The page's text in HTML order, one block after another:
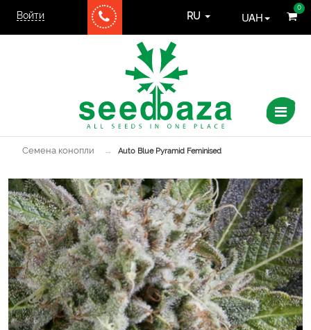
Войти
0
RU UAH
Семена конопли → Auto Blue Pyramid Feminised